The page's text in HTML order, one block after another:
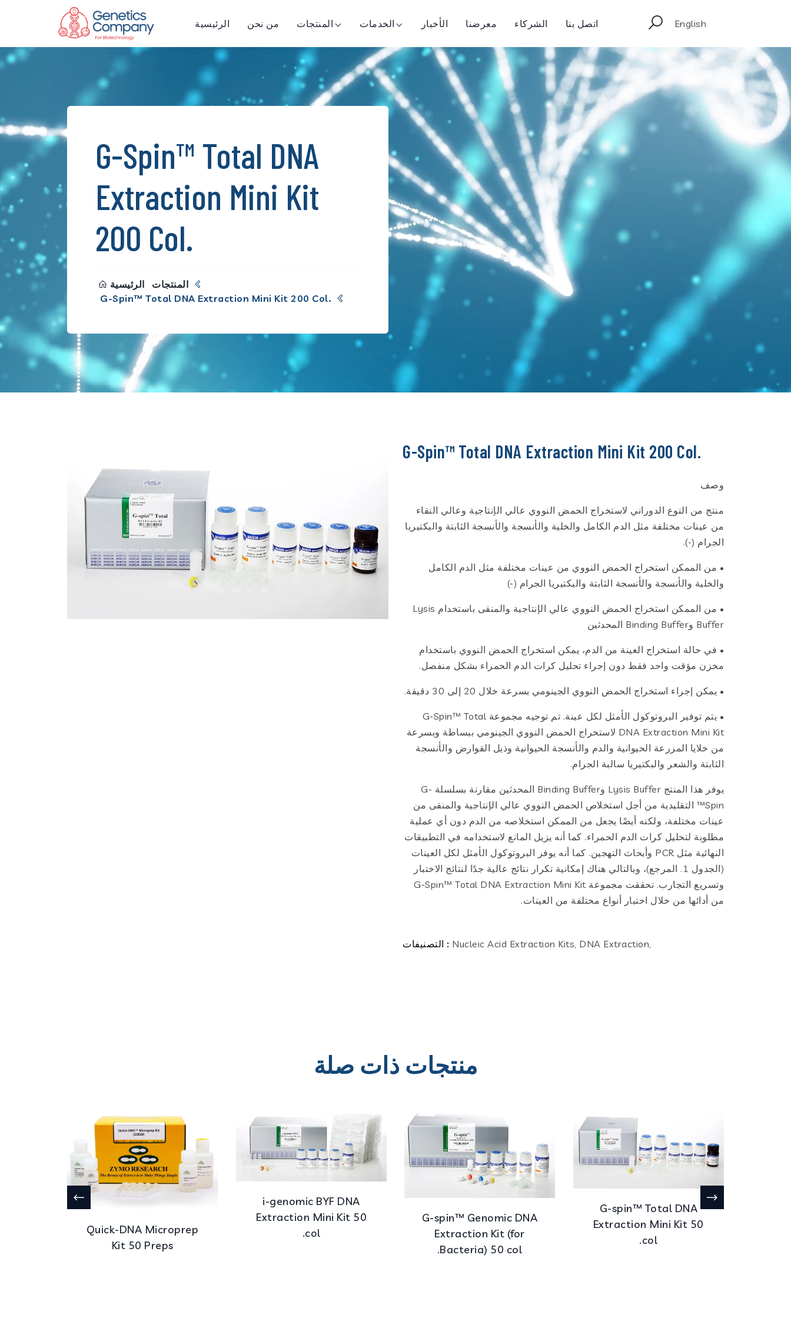
الرئيسية من نحن المنتجات الخدمات الأخبار معرضنا الشركاء اتصل بنا English
G-Spin™ Total DNA
Extraction Mini Kit
200 Col.
الرئيسية
المنتجات
G-Spin™ Total DNA Extraction Mini Kit 200 Col.
G-Spin™ Total DNA Extraction Mini Kit 200 Col.
وصف
منتج من النوع الدوراني لاستخراج الحمض النووي عالي الإنتاجية وعالي النقاء
من عينات مختلفة مثل الدم الكامل والخلية والأنسجة والأنسجة الثابتة والبكتيريا
الجرام (-).
• من الممكن استخراج الحمض النووي من عينات مختلفة مثل الدم الكامل
والخلية والأنسجة والأنسجة الثابتة والبكتيريا الجرام (-)
• من الممكن استخراج الحمض النووي عالي الإنتاجية والمنقى باستخدام Lysis
Buffer وBinding Buffer المحدثين
• في حالة استخراج العينة من الدم، يمكن استخراج الحمض النووي باستخدام
مخزن مؤقت واحد فقط دون إجراء تحليل كرات الدم الحمراء بشكل منفصل.
• يمكن إجراء استخراج الحمض النووي الجينومي بسرعة خلال 20 إلى 30 دقيقة.
• يتم توفير البروتوكول الأمثل لكل عينة. تم توجيه مجموعة G-Spin™ Total
DNA Extraction Mini Kit لاستخراج الحمض النووي الجينومي ببساطة وبسرعة
من خلايا المزرعة الحيوانية والدم والأنسجة الحيوانية وذيل القوارض والأنسجة
الثابتة والشعر والبكتيريا سالبة الجرام.
يوفر هذا المنتج Lysis Buffer وBinding Buffer المحدثين مقارنة بسلسلة G-
Spin™ التقليدية من أجل استخلاص الحمض النووي عالي الإنتاجية والمنقى من
عينات مختلفة، ولكنه أيضًا يجعل من الممكن استخلاصه من الدم دون أي عملية
مطلوبة لتحليل كرات الدم الحمراء. كما أنه يزيل المانع لاستخدامه في التطبيقات
النهائية مثل PCR وأبحاث التهجين. كما أنه يوفر البروتوكول الأمثل لكل العينات
(الجدول 1. المرجع)، وبالتالي هناك إمكانية تكرار نتائج عالية جدًا لنتائج الاختبار
وتسريع التجارب. تحققت مجموعة G-Spin™ Total DNA Extraction Mini Kit
من أدائها من خلال اختبار أنواع مختلفة من العينات.
التصنيفات : Nucleic Acid Extraction Kits, DNA Extraction,
منتجات ذات صلة
G-spin™ Total DNA
Extraction Mini Kit 50
col.
G-spin™ Genomic DNA
Extraction Kit (for
Bacteria) 50 col.
i-genomic BYF DNA
Extraction Mini Kit 50
col.
Quick-DNA Microprep
Kit 50 Preps